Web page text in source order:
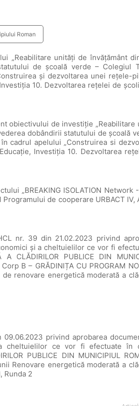
Roman
„Reabilitare unități de învățământ
de școală verde – Colegiul
și dezvoltarea unei rețele-
10. Dezvoltarea rețelei de
obiectivului de investiție „Reabilitare
dobândirii statutului de școală
cadrul apelului „Construirea si
Investiția 10. Dezvoltarea
„BREAKING ISOLATION Network
de cooperare URBACT IV,
nr. 39 din 21.02.2023 privind
şi a cheltuielilor ce vor fi
A CLĂDIRILOR PUBLICE DIN
B – GRĂDINIȚA CU PROGRAM
renovare energetică moderată a
privind aprobarea
cheltuielilor ce vor fi efectuate în
PUBLICE DIN MUNICIPIUL
Renovare energetică moderată a
Runda 2